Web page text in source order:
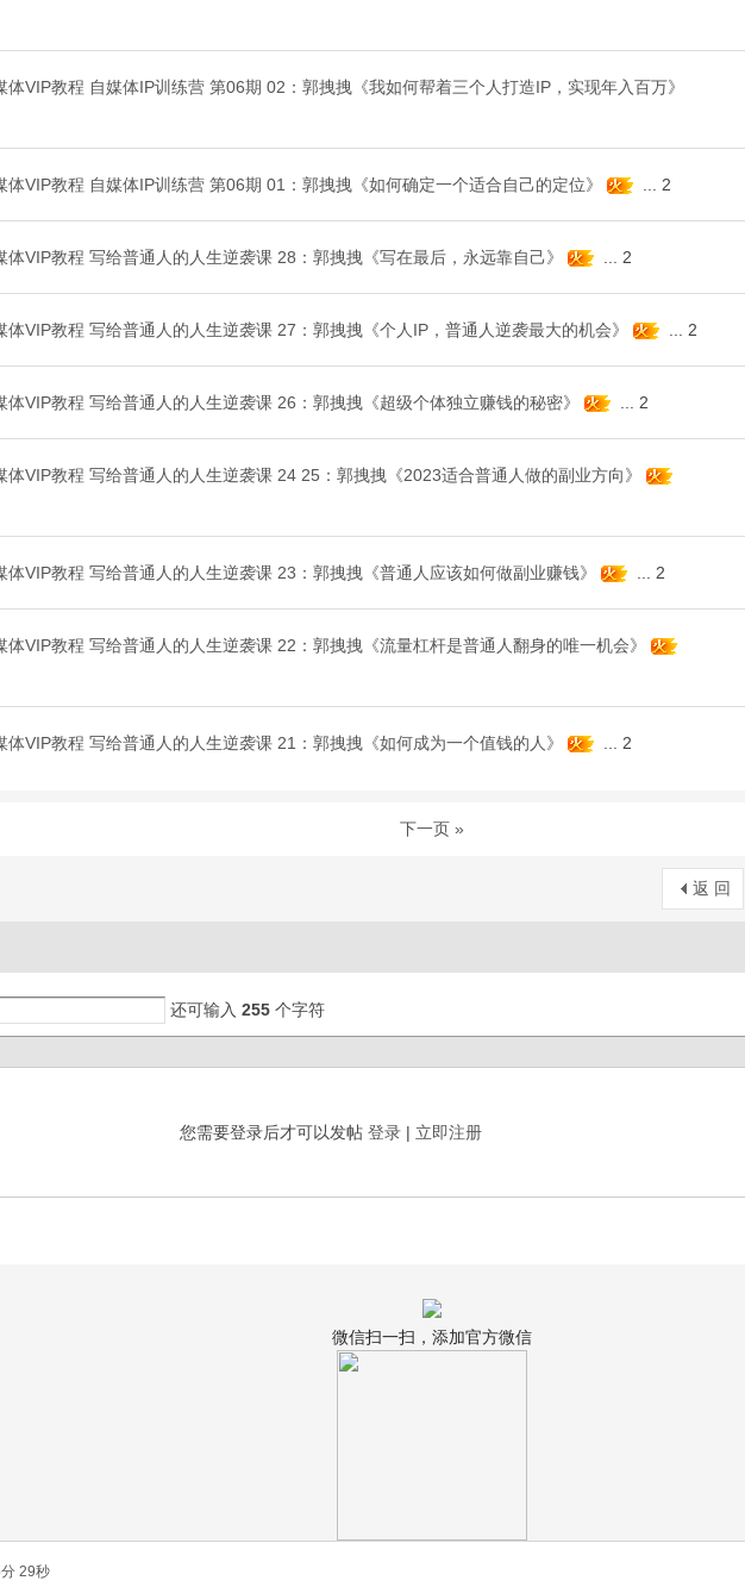
体VIP教程 自媒体IP训练营 第06期 02：郭拽拽《我如何帮着三个人打造IP，实现年入百万》
体VIP教程 自媒体IP训练营 第06期 01：郭拽拽《如何确定一个适合自己的定位》 2
体VIP教程 写给普通人的人生逆袭课 28：郭拽拽《写在最后，永远靠自己》 2
体VIP教程 写给普通人的人生逆袭课 27：郭拽拽《个人IP，普通人逆袭最大的机会》 2
体VIP教程 写给普通人的人生逆袭课 26：郭拽拽《超级个体独立赚钱的秘密》 2
体VIP教程 写给普通人的人生逆袭课 24 25：郭拽拽《2023适合普通人做的副业方向》
体VIP教程 写给普通人的人生逆袭课 23：郭拽拽《普通人应该如何做副业赚钱》 2
体VIP教程 写给普通人的人生逆袭课 22：郭拽拽《流量杠杆是普通人翻身的唯一机会》
体VIP教程 写给普通人的人生逆袭课 21：郭拽拽《如何成为一个值钱的人》 2
下一页 »
返 回
还可输入 255 个字符
您需要登录后才可以发帖 登录 | 立即注册
微信扫一扫，添加官方微信
30秒